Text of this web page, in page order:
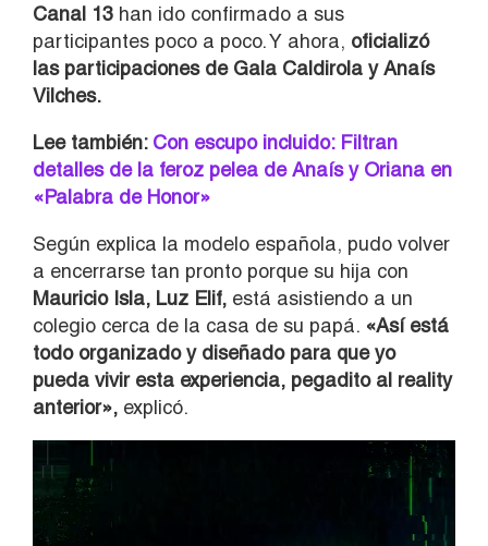
Canal 13 han ido confirmado a sus
participantes poco a poco. Y ahora, oficializó
las participaciones de Gala Caldirola y Anaís
Vilches.
Lee también: Con escupo incluido: Filtran
detalles de la feroz pelea de Anaís y Oriana en
«Palabra de Honor»
Según explica la modelo española, pudo volver
a encerrarse tan pronto porque su hija con
Mauricio Isla, Luz Elif, está asistiendo a un
colegio cerca de la casa de su papá. «Así está
todo organizado y diseñado para que yo
pueda vivir esta experiencia, pegadito al reality
anterior», explicó.
de
vídeo